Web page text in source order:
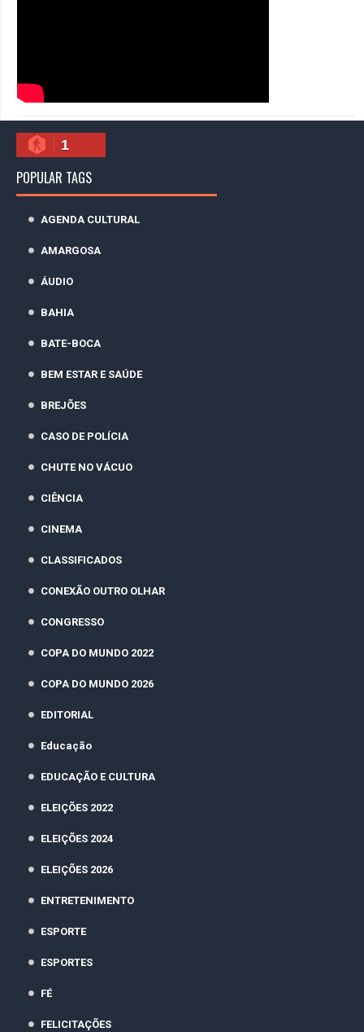
1
POPULAR TAGS
AGENDA CULTURAL
AMARGOSA
ÁUDIO
BAHIA
BATE-BOCA
BEM ESTAR E SAÚDE
BREJÕES
CASO DE POLÍCIA
CHUTE NO VÁCUO
CIÊNCIA
CINEMA
CLASSIFICADOS
CONEXÃO OUTRO OLHAR
CONGRESSO
COPA DO MUNDO 2022
COPA DO MUNDO 2026
EDITORIAL
Educação
EDUCAÇÃO E CULTURA
ELEIÇÕES 2022
ELEIÇÕES 2024
ELEIÇÕES 2026
ENTRETENIMENTO
ESPORTE
ESPORTES
FÉ
FELICITAÇÕES